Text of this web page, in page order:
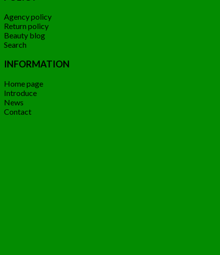
Agency policy
Return policy
Beauty blog
Search
INFORMATION
Home page
Introduce
News
Contact